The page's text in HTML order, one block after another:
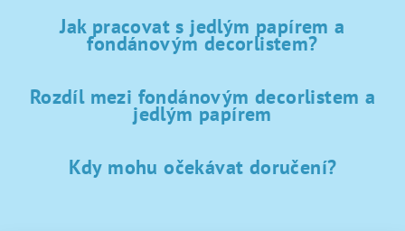
Jak pracovat s jedlým papírem a
fondánovým decorlistem?
Rozdíl mezi fondánovým decorlistem a
jedlým papírem
Kdy mohu očekávat doručení?